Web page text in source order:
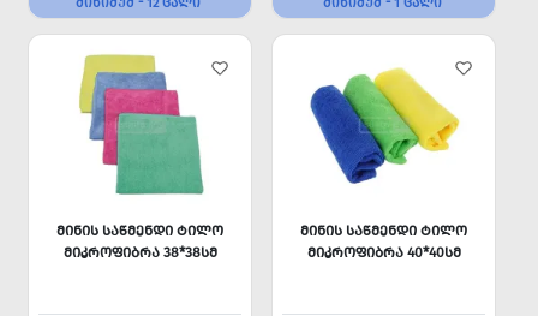
ᲛᲘᲜᲘᲛᲣᲛ - 12 ᲪᲐᲚᲘ ᲛᲘᲜᲘᲛᲣᲛ - 1 ᲪᲐᲚᲘ
ᲛᲘᲜᲘᲡ ᲡᲐᲬᲛᲔᲜᲓᲘ ᲢᲘᲚᲝ
ᲛᲘᲙᲠᲝᲤᲘᲑᲠᲐ 38*38ᲡᲛ
ᲛᲘᲜᲘᲡ ᲡᲐᲬᲛᲔᲜᲓᲘ ᲢᲘᲚᲝ
ᲛᲘᲙᲠᲝᲤᲘᲑᲠᲐ 40*40ᲡᲛ